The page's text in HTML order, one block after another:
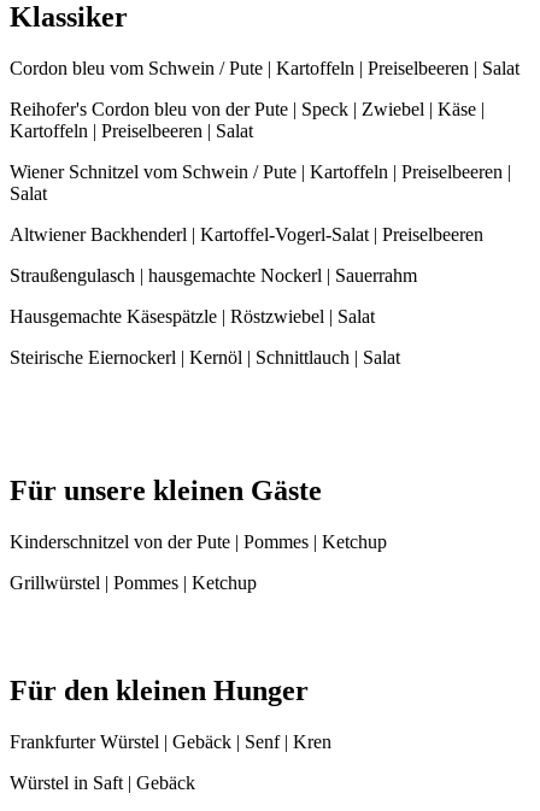
Klassiker
Cordon bleu vom Schwein / Pute | Kartoffeln | Preiselbeeren | Salat
Reihofer's Cordon bleu von der Pute | Speck | Zwiebel | Käse |
Kartoffeln | Preiselbeeren | Salat
Wiener Schnitzel vom Schwein / Pute | Kartoffeln | Preiselbeeren |
Salat
Altwiener Backhenderl | Kartoffel-Vogerl-Salat | Preiselbeeren
Straußengulasch | hausgemachte Nockerl | Sauerrahm
Hausgemachte Käsespätzle | Röstzwiebel | Salat
Steirische Eiernockerl | Kernöl | Schnittlauch | Salat
Für unsere kleinen Gäste
Kinderschnitzel von der Pute | Pommes | Ketchup
Grillwürstel | Pommes | Ketchup
Für den kleinen Hunger
Frankfurter Würstel | Gebäck | Senf | Kren
Würstel in Saft | Gebäck